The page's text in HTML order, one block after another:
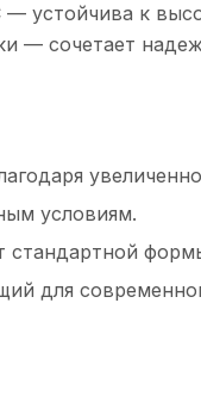
устойчива к
— сочетает
условиям.
стандартной
для